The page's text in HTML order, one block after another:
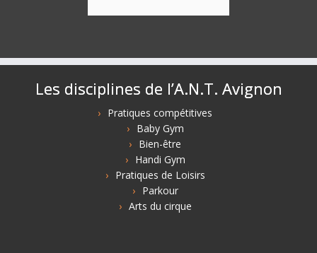
Les disciplines de l’A.N.T. Avignon
Pratiques compétitives
Baby Gym
Bien-être
Handi Gym
Pratiques de Loisirs
Parkour
Arts du cirque